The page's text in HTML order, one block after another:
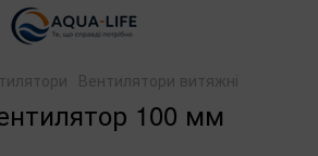
Вентилятори витяжні
100 мм